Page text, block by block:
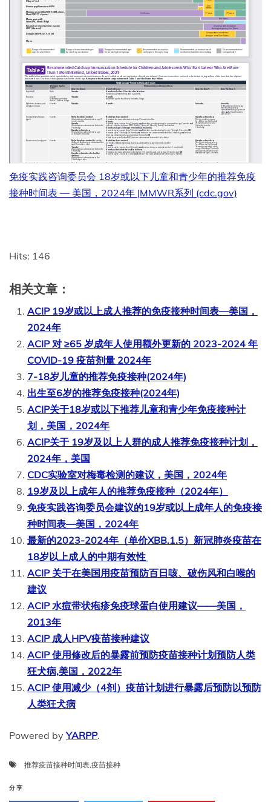
免疫实践咨询委员会 18岁或以下儿童和青少年的推荐免疫
接种时间表 — 美国，2024年 |MMWR系列 (cdc.gov)
Hits: 146
相关文章：
ACIP 19岁或以上成人推荐的免疫接种时间表—美国，
2024年
ACIP 对 ≥65 岁成年人使用额外更新的 2023-2024 年
COVID-19 疫苗剂量 2024年
7-18岁儿童的推荐免疫接种(2024年)
出生至6岁的推荐免疫接种(2024年)
ACIP关于18岁或以下推荐儿童和青少年免疫接种计
划，美国，2024年
ACIP关于 19岁及以上人群的成人推荐免疫接种计划，
2024年，美国
CDC实验室对梅毒检测的建议，美国，2024年
19岁及以上成年人的推荐免疫接种（2024年）
免疫实践咨询委员会建议的19岁或以上成年人的免疫接
种时间表—美国，2024年
最新的2023-2024年（单价XBB.1.5）新冠肺炎疫苗在
18岁以上成人的中期有效性
ACIP 关于在美国用疫苗预防百日咳、破伤风和白喉的
建议
ACIP 水痘带状疱疹免疫球蛋白使用建议——美国，
2013年
ACIP 成人HPV疫苗接种建议
ACIP 使用修改后的暴露前预防疫苗接种计划预防人类
狂犬病,美国，2022年
ACIP 使用减少（4剂）疫苗计划进行暴露后预防以预防
人类狂犬病
Powered byYARPP.
推荐疫苗接种时间表,疫苗接种
分享